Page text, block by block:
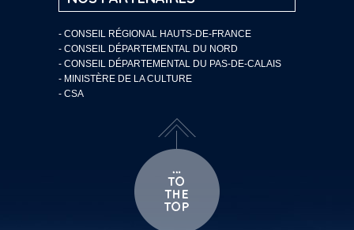
- CONSEIL RÉGIONAL HAUTS-DE-FRANCE
- CONSEIL DÉPARTEMENTAL DU NORD
- CONSEIL DÉPARTEMENTAL DU PAS-DE-CALAIS
- MINISTÈRE DE LA CULTURE
- CSA